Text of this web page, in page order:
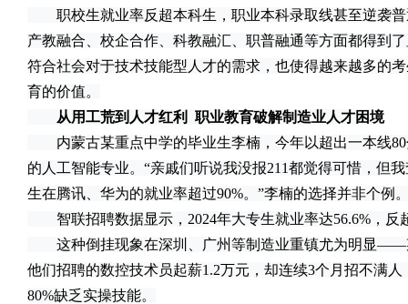
职校生就业率反超本科生，职业本科录取线甚至逆袭普
产教融合、校企合作、科教融汇、职普融通等方面都得到
符合社会对于技术技能型人才的需求，也使得越来越多的
育的价值。
从用工荒到人才红利 职业教育破解制造业人才困境
内蒙古某重点中学的毕业生李楠，今年以超出一本线80
的人工智能专业。“亲戚们听说我没报211都觉得可惜，但
生在腾讯、华为的就业率超过90%。”李楠的选择并非个例
智联招聘数据显示，2024年大专生就业率达56.6%，反
这种倒挂现象在深圳、广州等制造业重镇尤为明显——
他们招聘的数控技术员起薪1.2万元，却连续3个月招不满
80%缺乏实操技能。